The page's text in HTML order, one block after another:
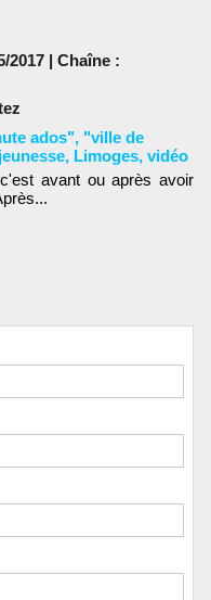
2017 | Chaîne :
ados", "ville de
jeunesse, Limoges, vidéo
avant ou après avoir